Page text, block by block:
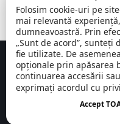
08:00 -
14:00
Concept realizat deBig
Folosim cookie-uri pe
mai relevantă
dumneavoastră. Prin
„Sunt de acord”, sunteți
fie utilizate. De
opționale prin apăsarea
continuarea accesării
exprimați acordul cu
Accept